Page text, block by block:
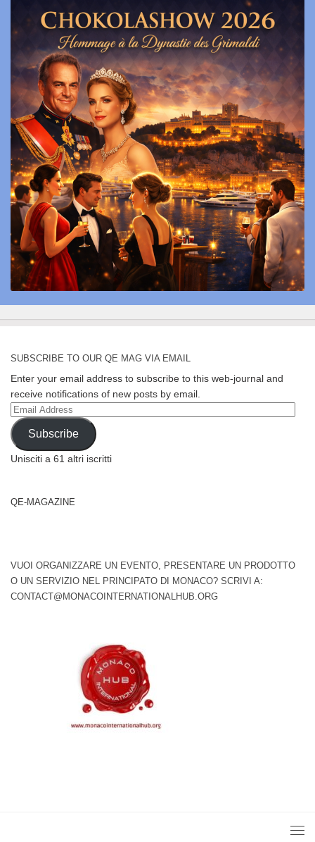
SUBSCRIBE TO OUR QE MAG VIA EMAIL
Enter your email address to subscribe to this web-journal and
receive notifications of new posts by email.
Email
Address
Subscribe
Unisciti a 61 altri iscritti
QE-MAGAZINE
VUOI ORGANIZZARE UN EVENTO, PRESENTARE UN PRODOTTO
O UN SERVIZIO NEL PRINCIPATO DI MONACO? SCRIVI A:
CONTACT@MONACOINTERNATIONALHUB.ORG